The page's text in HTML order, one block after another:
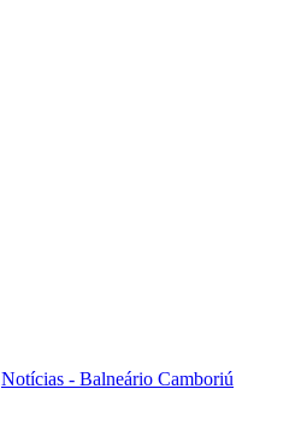
Notícias - Balneário Camboriú